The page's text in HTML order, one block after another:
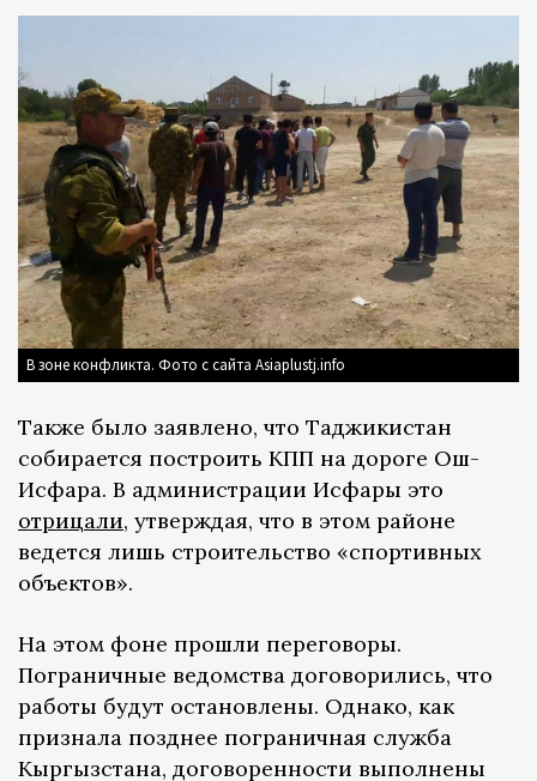
В зоне конфликта. Фото с сайта Asiaplustj.info
Также было заявлено, что Таджикистан
собирается построить КПП на дороге Ош-
Исфара. В администрации Исфары это
отрицали, утверждая, что в этом районе
ведется лишь строительство «спортивных
объектов».
На этом фоне прошли переговоры.
Пограничные ведомства договорились, что
работы будут остановлены. Однако, как
признала позднее пограничная служба
Кыргызстана, договоренности выполнены